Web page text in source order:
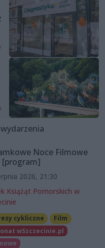
Noce Filmowe
[program]
2026, 21:30
Książąt Pomorskich w
cykliczne
Film
wSzczecinie.pl